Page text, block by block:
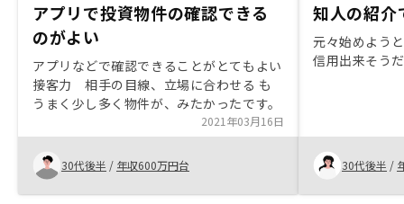
アプリで投資物件の確認できる
のがよい
アプリなどで確認できることがとてもよい
接客力 相手の目線、立場に合わせる も
うまく少し多く物件が、みたかったです。
2021年03月16日
30代後半 / 年収600万円台
知人の紹介
元々始めよう
信用出来そう
30代後半 /